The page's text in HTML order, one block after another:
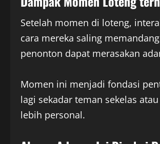
Setelah momen di loteng,
cara mereka saling
penonton dapat merasakan
Momen ini menjadi fondasi
lagi sekadar teman sekelas
lebih personal.